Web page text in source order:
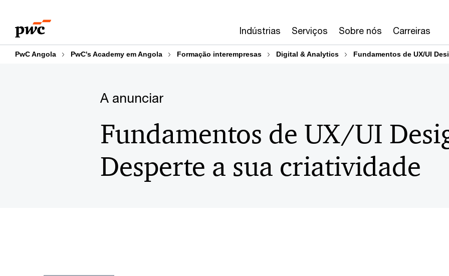
content
footer
Indústrias Serviços Sobre nós Carreiras
PwC Angola PwC's Academy em Angola Formação interempresas Digital & Analytics Fundamentos de UX/UI
A anunciar
Fundamentos de UX/UI
Desperte a sua criatividade